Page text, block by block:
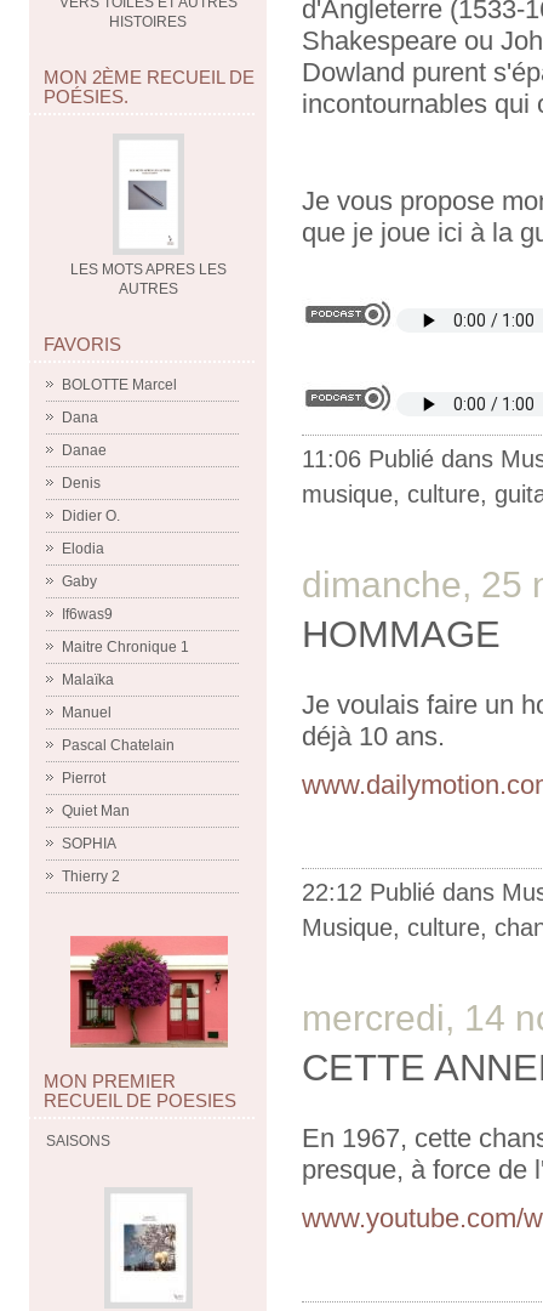
HISTOIRES
MON 2ÈME RECUEIL DE
POÉSIES.
LES MOTS APRES LES
AUTRES
FAVORIS
BOLOTTE Marcel
Dana
Danae
Denis
Didier O.
Elodia
Gaby
If6was9
Maitre Chronique 1
Malaïka
Manuel
Pascal Chatelain
Pierrot
Quiet Man
SOPHIA
Thierry 2
MON PREMIER
RECUEIL DE POESIES
SAISONS
d'Angleterre (1533-
Shakespeare ou
Dowland purent
incontournables qui
Je vous propose
que je joue ici à la
11:06 Publié dans
musique, culture,
dimanche, 25
HOMMAGE
Je voulais faire un
déjà 10 ans.
22:12 Publié dans
Musique, culture,
mercredi, 14
CETTE
En 1967, cette
presque, à force de
www.youtube.com/